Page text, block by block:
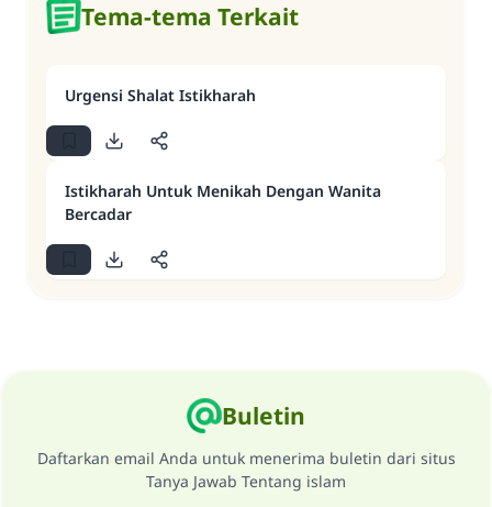
Tema-tema Terkait
Urgensi Shalat Istikharah
Istikharah Untuk Menikah Dengan Wanita
Bercadar
Buletin
Daftarkan email Anda untuk menerima buletin dari situs
Tanya Jawab Tentang islam